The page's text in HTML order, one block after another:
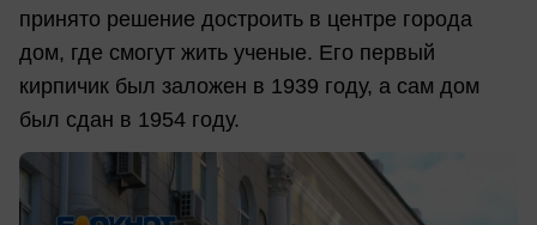
принято решение достроить в центре города
дом, где смогут жить ученые. Его первый
кирпичик был заложен в 1939 году, а сам дом
был сдан в 1954 году.